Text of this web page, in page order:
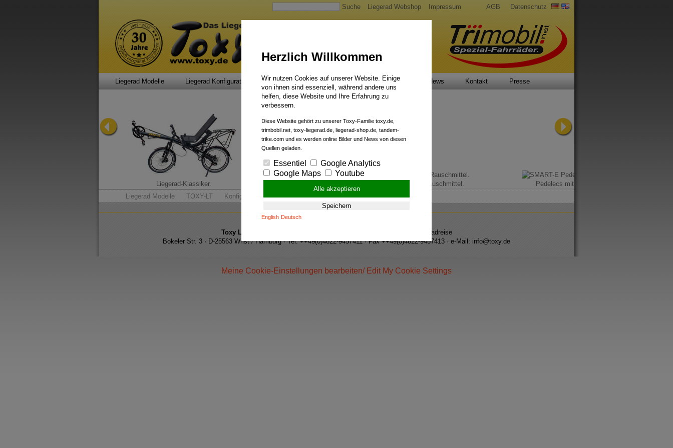
Suche Liegerad Webshop Impressum AGB Datenschutz
Liegerad Modelle Liegerad Konfigurator Faszination Service Qualität Liegerad News Kontakt Presse
Liegerad-Klassiker. Rauschmittel.
Pedelecs mit Rückenwind.
Liegerad Modelle
TOXY-LT Konfiguration & Bestellung
Toxy Liegerad GmbH
- Liegeräder & Zubehör für Alltag, Radsport und Radreise
Bokeler Str. 3 · D-25563 Wrist / Hamburg · Tel. ++49(0)4822-9457411 · Fax ++49(0)4822-9457413 · e-Mail: info@toxy.de
Herzlich Willkommen
Wir nutzen Cookies auf unserer Website. Einige
von ihnen sind essenziell, während andere uns
helfen, diese Website und Ihre Erfahrung zu
verbessern.
Diese Website gehört zu unserer Toxy-Familie toxy.de,
trimbobil.net, toxy-liegerad.de, liegerad-shop.de, tandem-
trike.com und es werden online Bilder und News von diesen
Quellen geladen.
Essentiel
Google Analytics
Google Maps
Youtube
Alle akzeptieren
Speichern
English Deutsch
Meine Cookie-Einstellungen bearbeiten/ Edit My Cookie Settings